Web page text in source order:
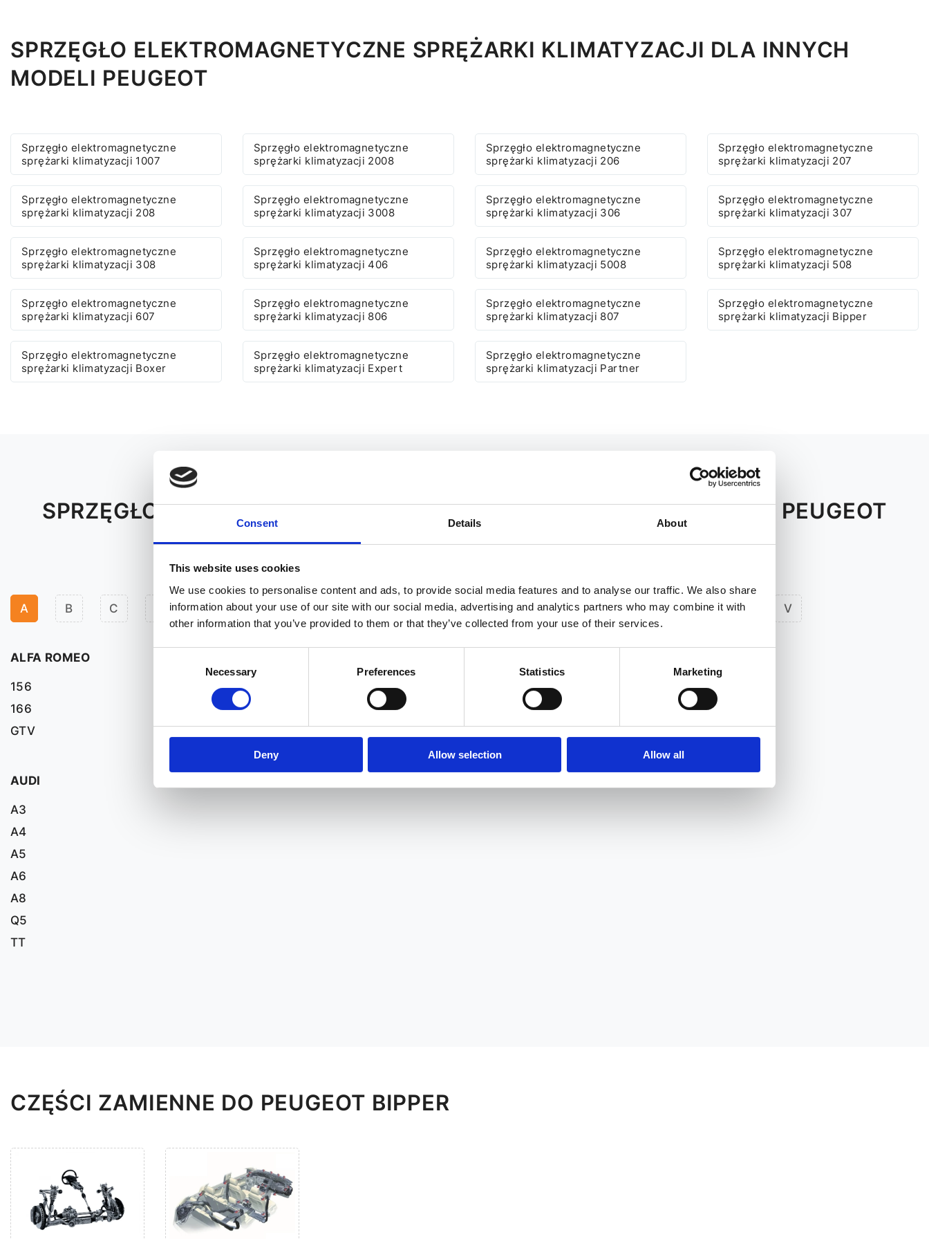
Consent Details About
This website uses cookies
We use cookies to personalise content and ads, to provide social media features and to analyse our traffic. We also share
information about your use of our site with our social media, advertising and analytics partners who may combine it with
other information that you’ve provided to them or that they’ve collected from your use of their services.
Necessary Preferences Statistics Marketing
Deny Allow selection Allow all
SPRZĘGŁO ELEKTROMAGNETYCZNE SPRĘŻARKI KLIMATYZACJI DLA INNYCH
MODELI PEUGEOT
Sprzęgło elektromagnetyczne
sprężarki klimatyzacji 1007
Sprzęgło elektromagnetyczne
sprężarki klimatyzacji 2008
Sprzęgło elektromagnetyczne
sprężarki klimatyzacji 206
Sprzęgło elektromagnetyczne
sprężarki klimatyzacji 207
Sprzęgło elektromagnetyczne
sprężarki klimatyzacji 208
Sprzęgło elektromagnetyczne
sprężarki klimatyzacji 3008
Sprzęgło elektromagnetyczne
sprężarki klimatyzacji 306
Sprzęgło elektromagnetyczne
sprężarki klimatyzacji 307
Sprzęgło elektromagnetyczne
sprężarki klimatyzacji 308
Sprzęgło elektromagnetyczne
sprężarki klimatyzacji 406
Sprzęgło elektromagnetyczne
sprężarki klimatyzacji 5008
Sprzęgło elektromagnetyczne
sprężarki klimatyzacji 508
Sprzęgło elektromagnetyczne
sprężarki klimatyzacji 607
Sprzęgło elektromagnetyczne
sprężarki klimatyzacji 806
Sprzęgło elektromagnetyczne
sprężarki klimatyzacji 807
Sprzęgło elektromagnetyczne
sprężarki klimatyzacji Bipper
Sprzęgło elektromagnetyczne
sprężarki klimatyzacji Boxer
Sprzęgło elektromagnetyczne
sprężarki klimatyzacji Expert
Sprzęgło elektromagnetyczne
sprężarki klimatyzacji Partner
SPRZĘGŁO ELEKTROMAGNETYCZNE SPRĘŻARKI KLIMATYZACJI DO PEUGEOT
BIPPER DO INNYCH SAMOCHODÓW
A B C F H I J K L M N O P R S T V
ALFA ROMEO
156
166
GTV
AUDI
A3
A4
A5
A6
A8
Q5
TT
CZĘŚCI ZAMIENNE DO PEUGEOT BIPPER